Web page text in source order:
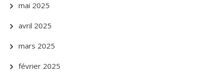
mai 2025
avril 2025
mars 2025
février 2025